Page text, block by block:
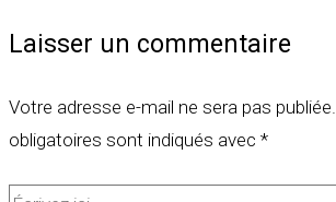
Laisser un commentaire
Votre adresse e-mail ne sera pas publiée.
obligatoires sont indiqués avec *